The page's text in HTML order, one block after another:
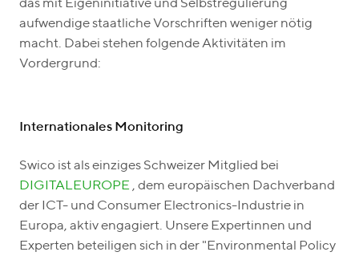
das mit Eigeninitiative und Selbstregulierung
aufwendige staatliche Vorschriften weniger nötig
macht. Dabei stehen folgende Aktivitäten im
Vordergrund:
Internationales Monitoring
Swico ist als einziges Schweizer Mitglied bei
DIGITALEUROPE , dem europäischen Dachverband
der ICT- und Consumer Electronics-Industrie in
Europa, aktiv engagiert. Unsere Expertinnen und
Experten beteiligen sich in der "Environmental Policy